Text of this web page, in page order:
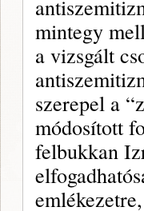
mintegy
a vizsgált
szerepel a
módosított
felbukkan